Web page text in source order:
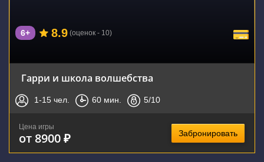
6+ 8.9 (оценок - 10)
Гарри и школа волшебства
1-15 чел. 60 мин. 5/10
Цена игры
от 8900 ₽ Забронировать